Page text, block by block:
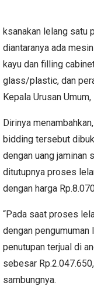
ksanakan lelang satu
diantaranya ada
kayu dan filling
glass/plastic, dan
Kepala Urusan
Dirinya
bidding tersebut
dengan uang jaminan
ditutupnya proses
dengan harga
“Pada saat proses
dengan pengumuman
penutupan terjual di
sebesar
sambungnya.